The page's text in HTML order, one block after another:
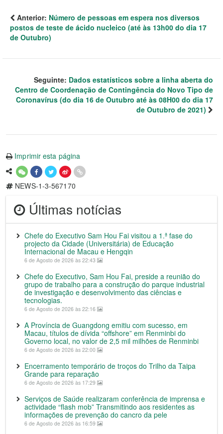
Anterior: Número de pessoas em espera nos diversos
postos de teste de ácido nucleico (até às 13h00 do dia 17
de Outubro)
Seguinte: Dados estatísticos sobre a linha aberta do
Centro de Coordenação de Contingência do Novo Tipo de
Coronavírus (do dia 16 de Outubro até às 08H00 do dia 17
de Outubro de 2021)
Imprimir esta página
NEWS-1-3-567170
Últimas notícias
Chefe do Executivo Sam Hou Fai visitou a 1.ª fase do
projecto da Cidade (Universitária) de Educação
Internacional de Macau e Hengqin
6 de Agosto de 2026 às 22:43
Chefe do Executivo, Sam Hou Fai, preside a reunião do
grupo de trabalho para a construção do parque industrial
de investigação e desenvolvimento das ciências e
tecnologias.
6 de Agosto de 2026 às 22:16
A Província de Guangdong emitiu com sucesso, em
Macau, títulos de dívida “offshore” em Renminbi do
Governo local, no valor de 2,5 mil milhões de Renminbi
6 de Agosto de 2026 às 22:00
Encerramento temporário de troços do Trilho da Taipa
Grande para reparação
6 de Agosto de 2026 às 17:29
Serviços de Saúde realizaram conferência de imprensa e
actividade “flash mob” Transmitindo aos residentes as
informações de prevenção do cancro da pele
6 de Agosto de 2026 às 16:59